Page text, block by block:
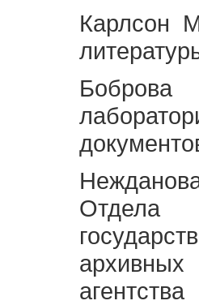
Карлсон
архивных
агентства